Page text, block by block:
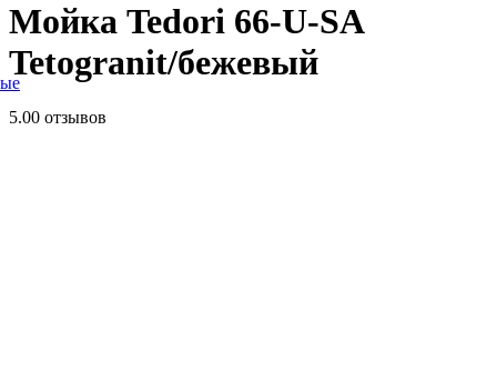
Мойка Tedori 66-U-SA
Tetogranit/бежевый
5.00 отзывов